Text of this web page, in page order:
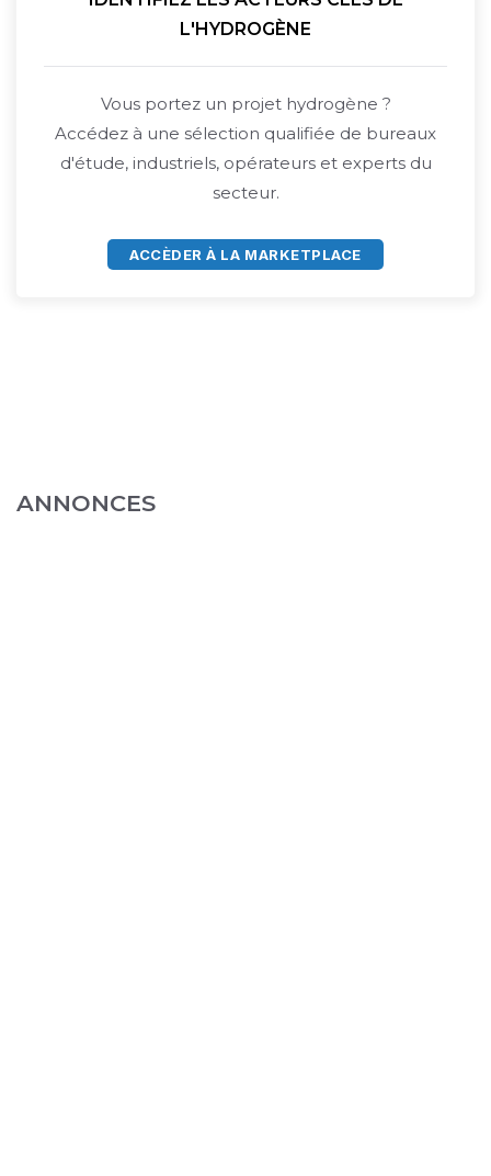
L'HYDROGÈNE
Vous portez un projet hydrogène ?
Accédez à une sélection qualifiée de bureaux
d'étude, industriels, opérateurs et experts du
secteur.
ACCÈDER À LA MARKETPLACE
ANNONCES